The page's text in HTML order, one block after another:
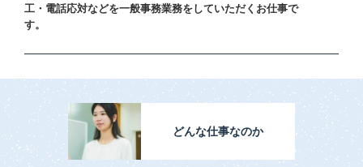
工・電話応対などを一般事務業務をしていただくお仕事で
す。
どんな仕事なのか